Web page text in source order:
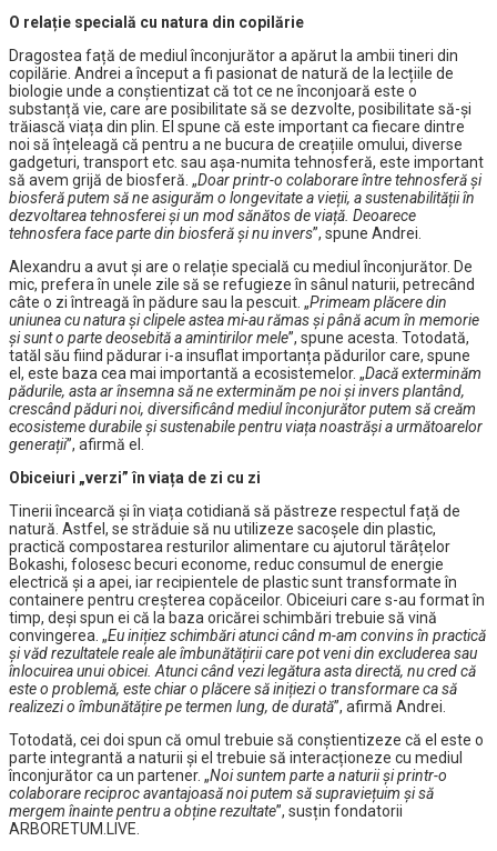
O relație specială cu natura din copilărie
Dragostea față de mediul înconjurător a apărut la ambii tineri din
copilărie. Andrei a început a fi pasionat de natură de la lecțiile de
biologie unde a conștientizat că tot ce ne înconjoară este o
substanță vie, care are posibilitate să se dezvolte, posibilitate să-și
trăiască viața din plin. El spune că este important ca fiecare dintre
noi să înțeleagă că pentru a ne bucura de creațiile omului, diverse
gadgeturi, transport etc. sau așa-numita tehnosferă, este important
să avem grijă de biosferă. „Doar printr-o colaborare între tehnosferă și
biosferă putem să ne asigurăm o longevitate a vieții, a sustenabilității în
dezvoltarea tehnosferei și un mod sănătos de viață. Deoarece
tehnosfera face parte din biosferă și nu invers”, spune Andrei.
Alexandru a avut și are o relație specială cu mediul înconjurător. De
mic, prefera în unele zile să se refugieze în sânul naturii, petrecând
câte o zi întreagă în pădure sau la pescuit. „Primeam plăcere din
uniunea cu natura și clipele astea mi-au rămas și până acum în memorie
și sunt o parte deosebită a amintirilor mele”, spune acesta. Totodată,
tatăl său fiind pădurar i-a insuflat importanța pădurilor care, spune
el, este baza cea mai importantă a ecosistemelor. „Dacă exterminăm
pădurile, asta ar însemna să ne exterminăm pe noi și invers plantând,
crescând păduri noi, diversificând mediul înconjurător putem să creăm
ecosisteme durabile și sustenabile pentru viața noastrăși a următoarelor
generații”, afirmă el.
Obiceiuri „verzi” în viața de zi cu zi
Tinerii încearcă și în viața cotidiană să păstreze respectul față de
natură. Astfel, se străduie să nu utilizeze sacoșele din plastic,
practică compostarea resturilor alimentare cu ajutorul tărâțelor
Bokashi, folosesc becuri econome, reduc consumul de energie
electrică și a apei, iar recipientele de plastic sunt transformate în
containere pentru creșterea copăceilor. Obiceiuri care s-au format în
timp, deși spun ei că la baza oricărei schimbări trebuie să vină
convingerea. „Eu inițiez schimbări atunci când m-am convins în practică
și văd rezultatele reale ale îmbunătățirii care pot veni din excluderea sau
înlocuirea unui obicei. Atunci când vezi legătura asta directă, nu cred că
este o problemă, este chiar o plăcere să inițiezi o transformare ca să
realizezi o îmbunătățire pe termen lung, de durată”, afirmă Andrei.
Totodată, cei doi spun că omul trebuie să conștientizeze că el este o
parte integrantă a naturii și el trebuie să interacționeze cu mediul
înconjurător ca un partener. „Noi suntem parte a naturii și printr-o
colaborare reciproc avantajoasă noi putem să supraviețuim și să
mergem înainte pentru a obține rezultate”, susțin fondatorii
ARBORETUM.LIVE.